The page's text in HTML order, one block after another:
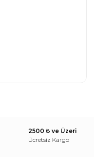
2500 ₺ ve Üzeri
Ücretsiz Kargo